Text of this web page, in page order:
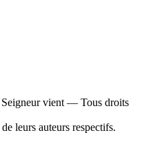
vient — Tous droits
leurs auteurs respectifs.